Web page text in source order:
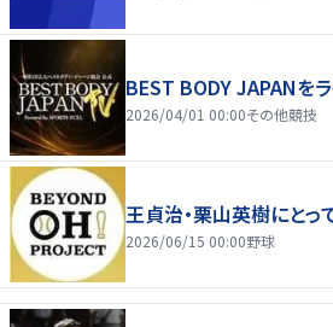
BEST BODY JAPANをラ
2026/04/01 00:00その他競技
王貞治・栗山英樹にとっ
2026/06/15 00:00野球